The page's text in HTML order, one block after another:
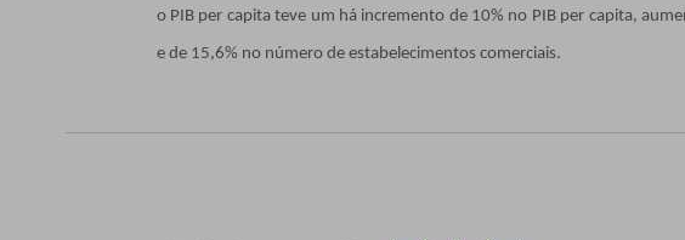
o PIB per capita teve um há incremento de 10% no PIB per capita,
e de 15,6% no número de estabelecimentos comerciais.